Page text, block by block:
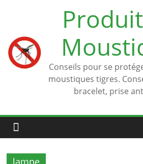
Conseils pour se
moustiques tigres.
bracelet, prise
lampe